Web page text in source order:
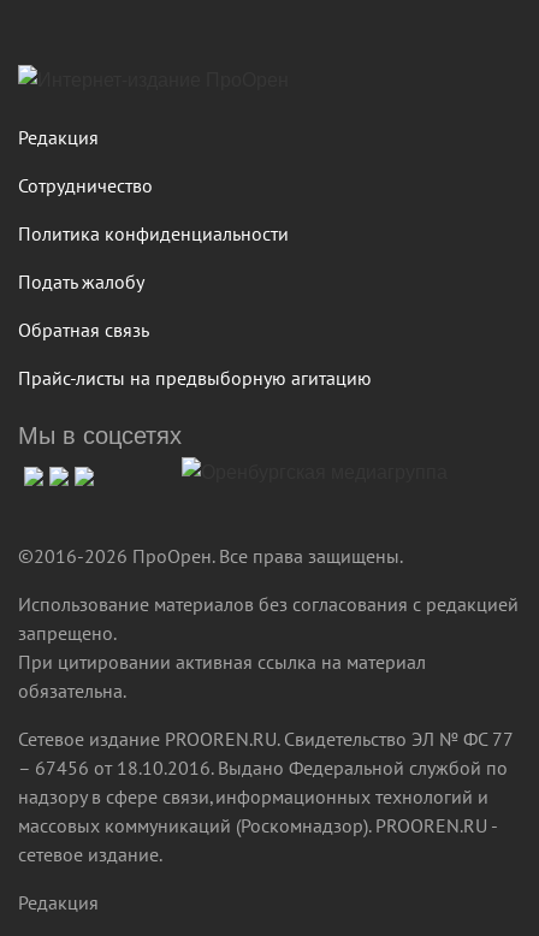
Редакция
Сотрудничество
Политика конфиденциальности
Подать жалобу
Обратная связь
Прайс-листы на предвыборную агитацию
Мы в соцсетях
©2016-2026 ПроОрен. Все права защищены.
Использование материалов без согласования с редакцией
запрещено.
При цитировании активная ссылка на материал
обязательна.
Сетевое издание PROOREN.RU. Свидетельство ЭЛ № ФС 77
– 67456 от 18.10.2016. Выдано Федеральной службой по
надзору в сфере связи,информационных технологий и
массовых коммуникаций (Роскомнадзор). PROOREN.RU -
сетевое издание.
Редакция